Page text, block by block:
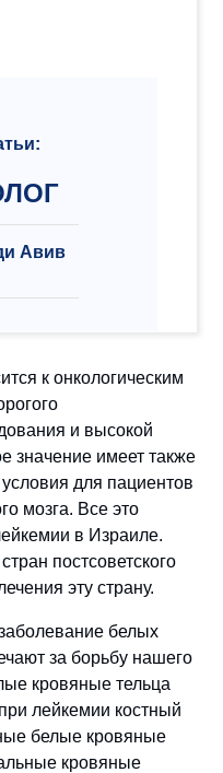
Авив
к онкологическим
и высокой
значение имеет также
для пациентов
мозга. Все это
в Израиле.
постсоветского
эту страну.
белых
за борьбу нашего
кровяные тельца
лейкемии костный
белые кровяные
кровяные